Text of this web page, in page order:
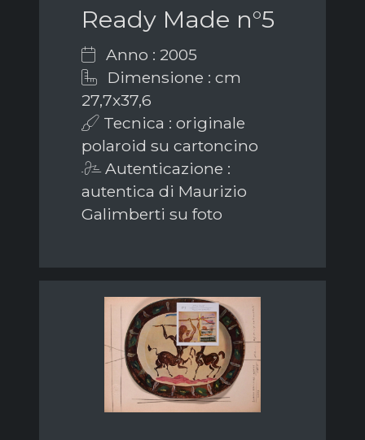
Ready Made n°5
Anno : 2005
Dimensione : cm
27,7x37,6
Tecnica : originale
polaroid su cartoncino
Autenticazione :
autentica di Maurizio
Galimberti su foto